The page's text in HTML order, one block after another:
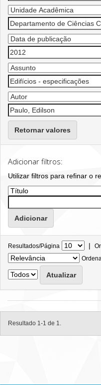
Retornar valores
Adicionar filtros:
Utilizar filtros para refinar o
Resultados/Página |
Resultado 1-1 de 1.